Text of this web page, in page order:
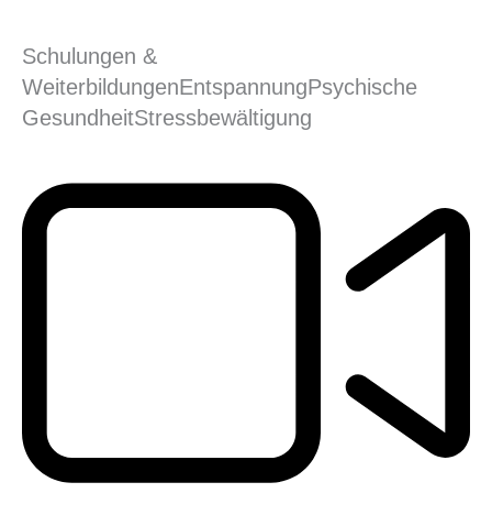
Schulungen &
WeiterbildungenEntspannungPsychische
GesundheitStress­bewältigung